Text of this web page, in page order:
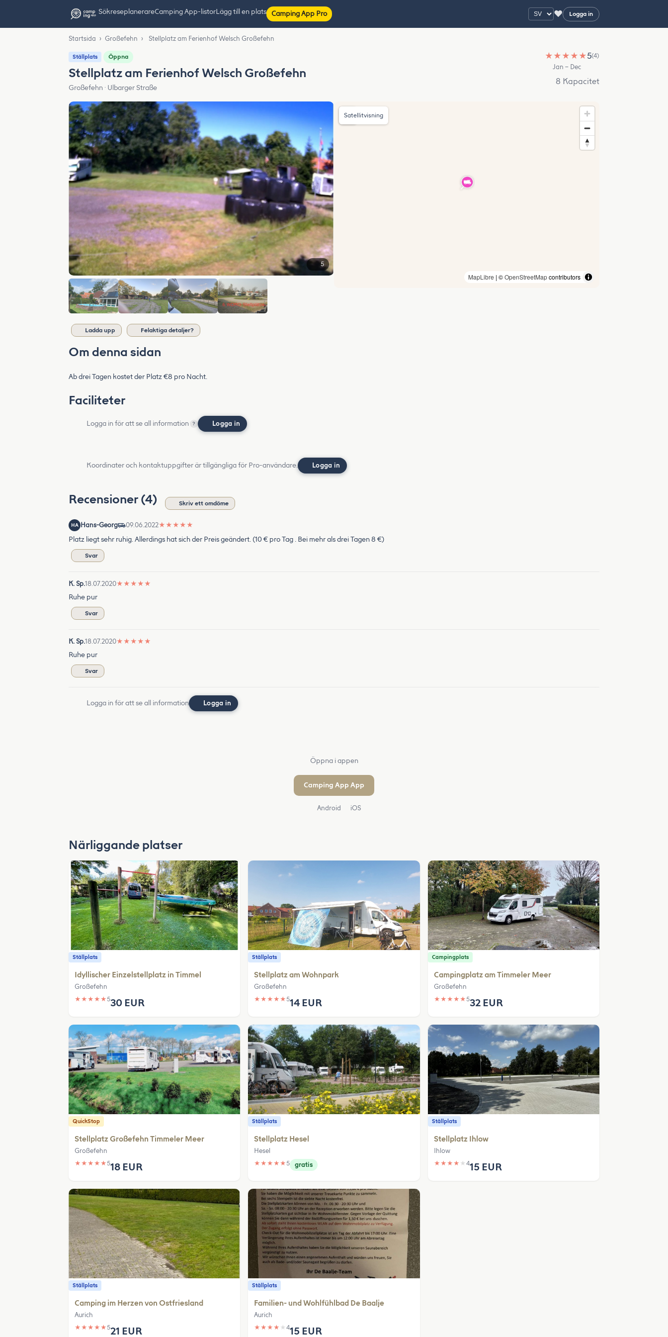
SökreseplanerareCamping App-listorLägg till en plats Camping App Pro ♥ Logga in
Startsida › Großefehn › Stellplatz am Ferienhof Welsch Großefehn
Ställplats Öppna
Stellplatz am Ferienhof Welsch Großefehn
Großefehn · Ulbarger Straße
★ ★ ★ ★ ★5(4)
Jan – Dec
8 Kapacitet
5
MapLibre | ©OpenStreetMapcontributors
Satellitvisning
Ladda upp Felaktiga detaljer?
Om denna sidan
Ab drei Tagen kostet der Platz €8 pro Nacht.
Faciliteter
Logga in för att se all information ? Logga in
Koordinater och kontaktuppgifter är tillgängliga för Pro-användare. Logga in
Recensioner (4) Skriv ett omdöme
HA Hans-Georg 09.06.2022★ ★ ★ ★ ★
Platz liegt sehr ruhig. Allerdings hat sich der Preis geändert. (10 € pro Tag . Bei mehr als drei Tagen 8 €)
Svar
K. Sp.18.07.2020★ ★ ★ ★ ★
Ruhe pur
Svar
K. Sp.18.07.2020★ ★ ★ ★ ★
Ruhe pur
Svar
Logga in för att se all information Logga in
Öppna i appen
Camping App App
Android iOS
Närliggande platser
Ställplats
Idyllischer Einzelstellplatz in Timmel
Großefehn
★ ★ ★ ★ ★530 EUR
Ställplats
Stellplatz am Wohnpark
Großefehn
★ ★ ★ ★ ★514 EUR
Campingplats
Campingplatz am Timmeler Meer
Großefehn
★ ★ ★ ★ ★532 EUR
QuickStop
Stellplatz Großefehn Timmeler Meer
Großefehn
★ ★ ★ ★ ★518 EUR
Ställplats
Stellplatz Hesel
Hesel
★ ★ ★ ★ ★5 gratis
Ställplats
Stellplatz Ihlow
Ihlow
★ ★ ★ ★ ★ 415 EUR
Ställplats
Camping im Herzen von Ostfriesland
Aurich
★ ★ ★ ★ ★521 EUR
Ställplats
Familien- und Wohlfühlbad De Baalje
Aurich
★ ★ ★ ★ ★415 EUR